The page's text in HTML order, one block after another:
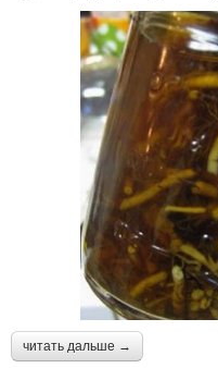
читать дальше →